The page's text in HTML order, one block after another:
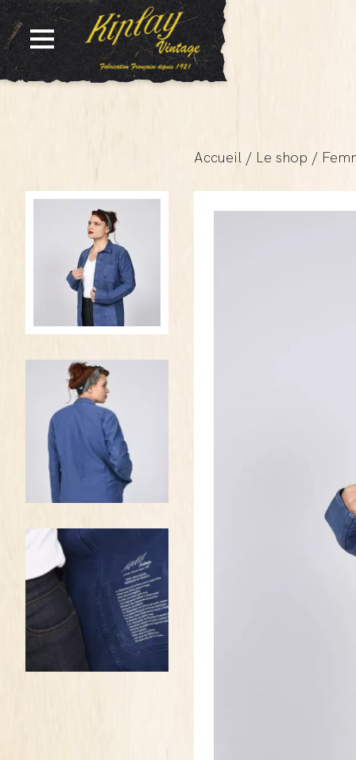
Accueil / Le shop /